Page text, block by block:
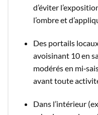
d’éviter
l’ombre et
Des portails
avoisinant 10 en
modérés en
avant toute
Dans l’intérieur